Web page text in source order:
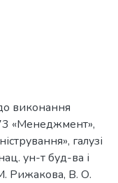
виконання
«Менеджмент»,
галузі
ун-т буд-ва і
Рижакова, В. О.